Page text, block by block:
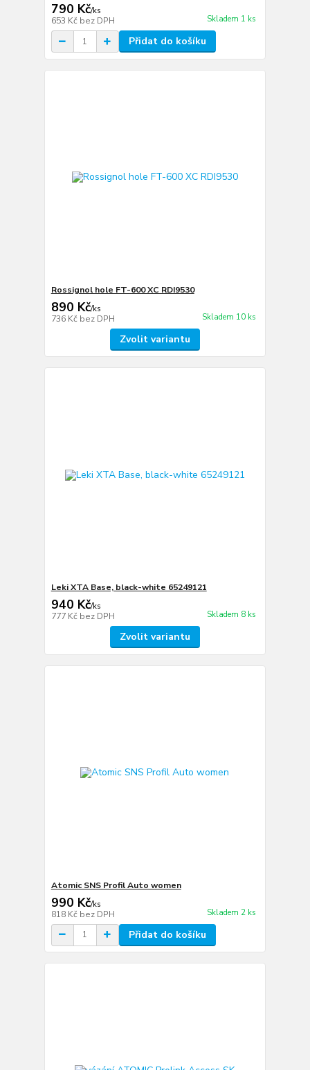
790 Kč/ks
653 Kč bez DPH Skladem 1 ks
Přidat do košíku
Rossignol hole FT-600 XC RDI9530
890 Kč/ks
736 Kč bez DPH Skladem 10 ks
Zvolit variantu
Leki XTA Base, black-white 65249121
940 Kč/ks
777 Kč bez DPH Skladem 8 ks
Zvolit variantu
Atomic SNS Profil Auto women
990 Kč/ks
818 Kč bez DPH Skladem 2 ks
Přidat do košíku